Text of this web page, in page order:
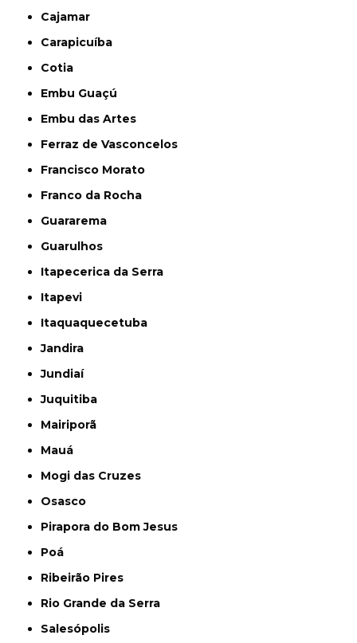
Cajamar
Carapicuíba
Cotia
Embu Guaçú
Embu das Artes
Ferraz de Vasconcelos
Francisco Morato
Franco da Rocha
Guararema
Guarulhos
Itapecerica da Serra
Itapevi
Itaquaquecetuba
Jandira
Jundiaí
Juquitiba
Mairiporã
Mauá
Mogi das Cruzes
Osasco
Pirapora do Bom Jesus
Poá
Ribeirão Pires
Rio Grande da Serra
Salesópolis